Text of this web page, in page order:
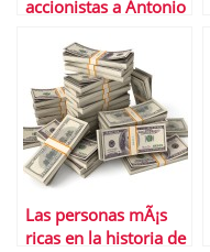
accionistas a Antonio
Las personas mÃ¡s
ricas en la historia de